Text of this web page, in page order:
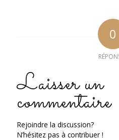
0
Laisser un
commentaire
Rejoindre la discussion?
N’hésitez pas à contribuer !